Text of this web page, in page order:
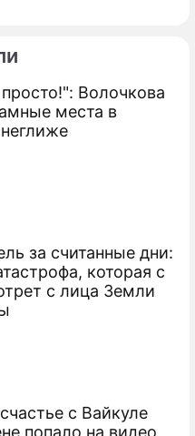
Волочкова
места в
за считанные дни:
которая с
с лица Земли
с Вайкуле
попало на видео